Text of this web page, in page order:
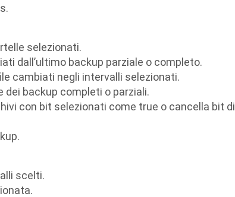
selezionati.
dall’ultimo backup parziale o completo.
cambiati negli intervalli selezionati.
dei backup completi o parziali.
con bit selezionati come true o cancella bit di
scelti.